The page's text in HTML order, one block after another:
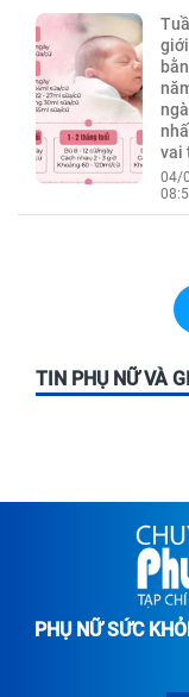
vai
04/
TIN PHỤ NỮ VÀ
PHỤ NỮ SỨC